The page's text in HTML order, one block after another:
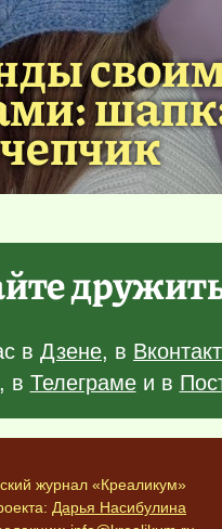
чепчик
в Дзене, в
в Телеграмеи в
журнал «Креаликум»
Дарья Насибулина